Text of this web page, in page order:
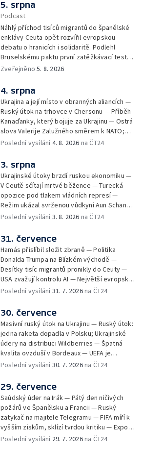
5. srpna
Podcast
Náhlý příchod tisíců migrantů do španělské
enklávy Ceuta opět rozvířil evropskou
debatu o hranicích i solidaritě. Podlehl
Bruselskému paktu první zatěžkávací test,
nebo Španělsko situaci zvládlo? Analytik
zahraniční redakce ČT24 Za horizont
rozkrývá zákulisní spory mezi Madridem a
Římem, politickou instrumentaci migrace ze
strany sousedních států i fakt, proč jsou
volání po uzavření Schengenu spíše
vzkazem domácím voličům než reálným
řešením. Moderuje Barbora Maxová
Zveřejněno5. 8. 2026
4. srpna
Ukrajina a její místo v obranných aliancích —
Ruský útok na trhovce v Chersonu — Příběh
Kanaďanky, který bojuje za Ukrajinu — Ostrá
slova Valerije Zalužného směrem k NATO;
Situace v Chersonu — Pětadvacet
židle pod ředitelem FIFA — Itálie se chystá
na návrat jaderné energetiky
Poslední vysílání4. 8. 2026 na ČT24
3. srpna
Ukrajinské útoky brzdí ruskou ekonomiku —
V Ceutě sčítají mrtvé běžence — Turecká
opozice pod tlakem vládních represí —
Režim ukázal svrženou vůdkyni Aun Schan
Su Ťij — Evropu sužují požáry — Na Borneu
Poslední vysílání3. 8. 2026 na ČT24
31. července
Hamás přislíbil složit zbraně — Politika
Donalda Trumpa na Blízkém východě —
Desítky tisíc migrantů pronikly do Ceuty —
USA zvažují kontrolu AI — Největší evropské
toky vysychají
Poslední vysílání31. 7. 2026na ČT24
30. července
Masivní ruský útok na Ukrajinu — Ruský útok:
jedna raketa dopadla v Polsku; Ukrajinské
údery na distribuci Wildberries — Špatná
kvalita ovzduší v Bordeaux — UEFA je
připravená bojkotovat MS ve fotbale —
— Republikáni tvrdí, že Fauci pohrdá
Kongresem — Největší socha Panny Marie v
Evropě
Poslední vysílání30. 7. 2026na ČT24
29. července
Saúdský úder na Irák — Pátý den ničivých
požárů ve Španělsku a Francii — Ruský
zatykač na majitele Telegramu — FIFA míří k
vyšším ziskům, sklízí tvrdou kritiku — Export
ukrajinského obilí ohrožovaný Ruskem —
Poslední vysílání 29. 7. 2026na ČT24